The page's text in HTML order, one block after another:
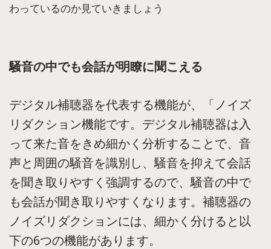
わっているのか見ていきましょう
騒音の中でも会話が明瞭に聞こえる
デジタル補聴器を代表する機能が、「ノイズ
リダクション機能です。デジタル補聴器は入
って来た音をきめ細かく分析することで、音
声と周囲の騒音を識別し、騒音を抑えて会話
を聞き取りやすく強調するので、騒音の中で
も会話が聞き取りやすくなります。補聴器の
ノイズリダクションには、細かく分けると以
下の6つの機能があります。